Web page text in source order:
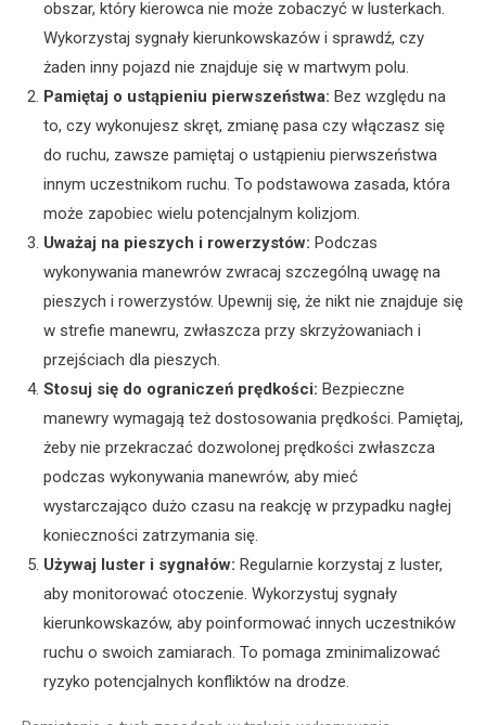
obszar, który kierowca nie może zobaczyć w lusterkach.
Wykorzystaj sygnały kierunkowskazów i sprawdź, czy
żaden inny pojazd nie znajduje się w martwym polu.
Pamiętaj o ustąpieniu pierwszeństwa: Bez względu na
to, czy wykonujesz skręt, zmianę pasa czy włączasz się
do ruchu, zawsze pamiętaj o ustąpieniu pierwszeństwa
innym uczestnikom ruchu. To podstawowa zasada, która
może zapobiec wielu potencjalnym kolizjom.
Uważaj na pieszych i rowerzystów: Podczas
wykonywania manewrów zwracaj szczególną uwagę na
pieszych i rowerzystów. Upewnij się, że nikt nie znajduje się
w strefie manewru, zwłaszcza przy skrzyżowaniach i
przejściach dla pieszych.
Stosuj się do ograniczeń prędkości: Bezpieczne
manewry wymagają też dostosowania prędkości. Pamiętaj,
żeby nie przekraczać dozwolonej prędkości zwłaszcza
podczas wykonywania manewrów, aby mieć
wystarczająco dużo czasu na reakcję w przypadku nagłej
konieczności zatrzymania się.
Używaj luster i sygnałów: Regularnie korzystaj z luster,
aby monitorować otoczenie. Wykorzystuj sygnały
kierunkowskazów, aby poinformować innych uczestników
ruchu o swoich zamiarach. To pomaga zminimalizować
ryzyko potencjalnych konfliktów na drodze.